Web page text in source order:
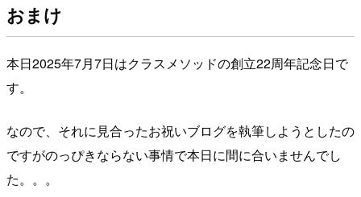
おまけ
本日2025年7月7日はクラスメソッドの創立22周年記念日で
す。
なので、それに見合ったお祝いブログを執筆しようとしたの
ですがのっぴきならない事情で本日に間に合いませんでし
た。。。